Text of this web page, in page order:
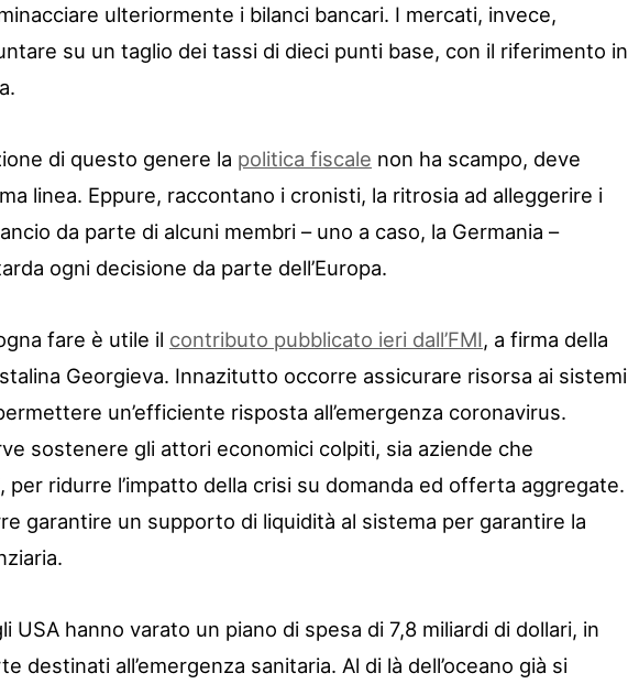
ulteriormente i bilanci bancari. I mercati, invece,
su un taglio dei tassi di dieci punti base, con il riferimento in
di questo genere la politica fiscale non ha scampo, deve
linea. Eppure, raccontano i cronisti, la ritrosia ad alleggerire i
da parte di alcuni membri – uno a caso, la Germania –
ogni decisione da parte dell’Europa.
fare è utile il contributo pubblicato ieri dall’FMI, a firma della
Georgieva. Innazitutto occorre assicurare risorsa ai sistemi
un’efficiente risposta all’emergenza coronavirus.
sostenere gli attori economici colpiti, sia aziende che
per ridurre l’impatto della crisi su domanda ed offerta aggregate.
garantire un supporto di liquidità al sistema per garantire la
USA hanno varato un piano di spesa di 7,8 miliardi di dollari, in
destinati all’emergenza sanitaria. Al di là dell’oceano già si